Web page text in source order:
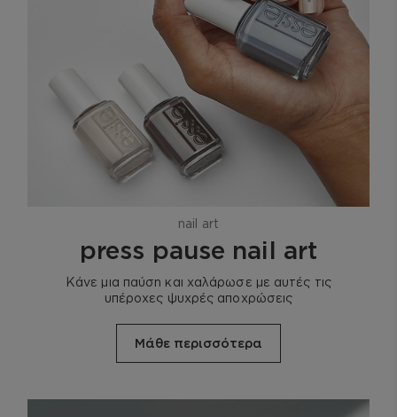
nail art
press pause nail art
Κάνε μια παύση και χαλάρωσε με αυτές τις
υπέροχες ψυχρές αποχρώσεις
Μάθε περισσότερα